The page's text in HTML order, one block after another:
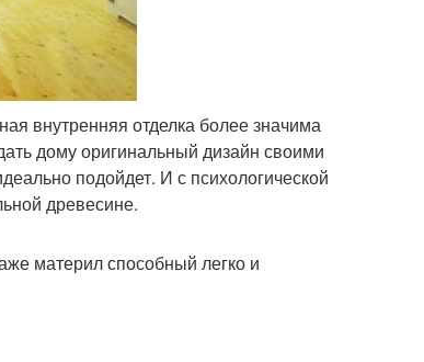
внутренняя отделка более значима
дому оригинальный дизайн своими
подойдет. И с психологической
древесине.
материл способный легко и